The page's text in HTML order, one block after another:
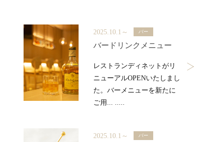
2025.10.1～ バー
バードリンクメニュー
レストランディネットがリ
ニューアルOPENいたしまし
た。バーメニューを新たに
ご用... .....
2025.10.1～ バー